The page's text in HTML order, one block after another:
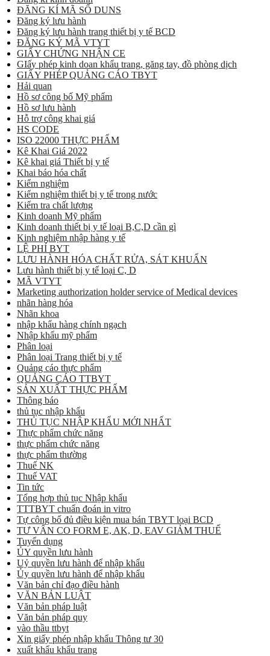
ĐĂNG KÍ MÃ SỐ DUNS
Đăng ký lưu hành
Đăng ký lưu hành trang thiết bị y tế BCD
ĐĂNG KÝ MÃ VTYT
GIẤY CHỨNG NHẬN CE
GIấy phép kinh doan khẩu trang, găng tay, đồ phòng dịch
GIẤY PHÉP QUẢNG CÁO TBYT
Hải quan
Hồ sơ công bố Mỹ phẩm
Hồ sơ lưu hành
Hỗ trợ công khai giá
HS CODE
ISO 22000 THỰC PHẨM
Kê Khai Giá 2022
Kê khai giá Thiết bị y tế
Khai báo hóa chất
Kiểm nghiệm
Kiểm nghiệm thiết bị y tế trong nước
Kiểm tra chất lượng
Kinh doanh Mỹ phẩm
Kinh doanh thiết bị y tế loại B,C,D cần gì
Kinh nghiệm nhập hàng y tế
LỆ PHÍ BYT
LƯU HÀNH HÓA CHẤT RỬA, SÁT KHUẨN
Lưu hành thiết bị y tế loại C, D
MÃ VTYT
Marketing authorization holder service of Medical devices
nhãn hàng hóa
Nhãn khoa
nhập khẩu hàng chính ngạch
Nhập khẩu mỹ phẩm
Phân loại
Phân loại Trang thiết bị y tế
Quảng cáo thực phẩm
QUẢNG CÁO TTBYT
SẢN XUẤT THỰC PHẨM
Thông báo
thủ tục nhập khẩu
THỦ TỤC NHẬP KHẨU MỚI NHẤT
Thực phẩm chức năng
thực phẩm chức năng
thực phẩm thường
Thuế NK
Thuế VAT
Tin tức
Tổng hợp thủ tục Nhập khẩu
TTTBYT chuẩn đoán in vitro
Tự công bố đủ điều kiện mua bán TBYT loại BCD
TƯ VẤN CO FORM E, AK, D, EAV GIẢM THUẾ
Tuyển dụng
ỦY quyền lưu hành
Uỷ quyền lưu hành để nhập khẩu
Ủy quyền lưu hành để nhập khẩu
Văn bản chỉ đạo điều hành
VĂN BẢN LUẬT
Văn bản pháp luật
Văn bản pháp quy
vào thầu ttbyt
Xin giấy phép nhập khẩu Thông tư 30
xuất khẩu khẩu trang